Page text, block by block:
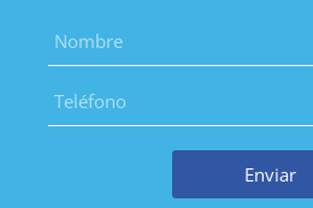
Enviar